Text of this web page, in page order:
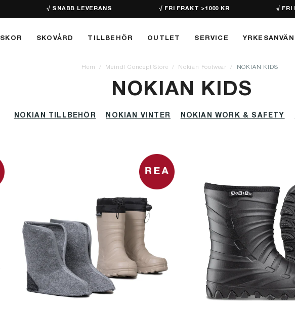
√ SNABB LEVERANS √ FRI FRAKT >1000 KR √ FRI
SKOR SKOVÅRD TILLBEHÖR OUTLET SERVICE
Hem Meindl Concept Store Nokian Footwear NOKIAN KIDS
NOKIAN KIDS
NOKIAN TILLBEHÖR NOKIAN VINTER NOKIAN WORK & SAFETY